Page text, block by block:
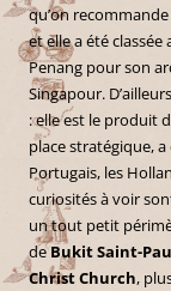
qu’on
et elle a été classée
Penang pour son
Singapour.
: elle est le produit
place stratégique,
Portugais, les
curiosités à voir
un tout petit
deBukit Saint-
Christ Church,